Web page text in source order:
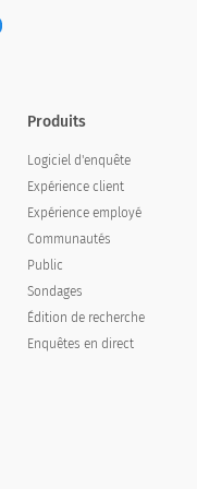
marié
vous comme invalide?
Produits
Logiciel d'enquête
Expérience client
Expérience employé
Communautés
Public
Sondages
Édition de recherche
Enquêtes en direct